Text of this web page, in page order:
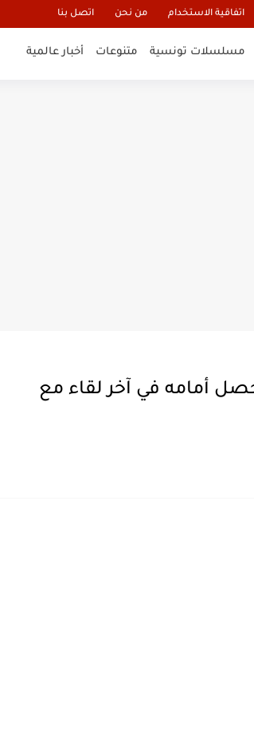
اتفاقية الاستخدام من نحن اتصل بنا
مسلسلات تونسية متنوعات أخبار عالمية
أمامه في آخر لقاء مع